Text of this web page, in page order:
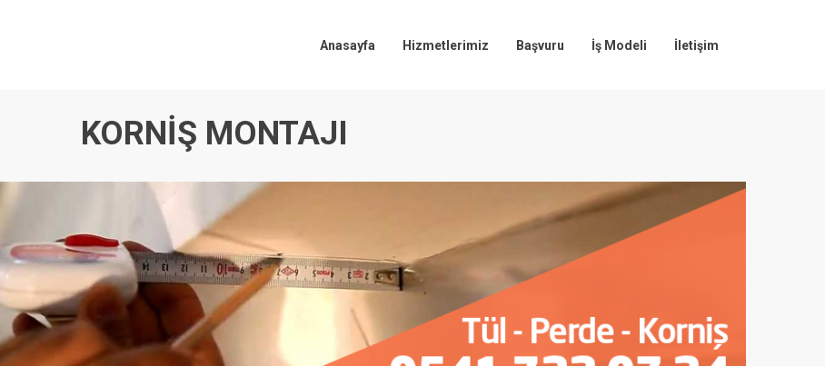
Anasayfa Hizmetlerimiz Başvuru İş Modeli İletişim
KORNIŞ MONTAJI